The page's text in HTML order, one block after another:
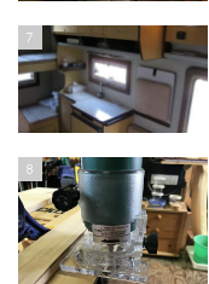
7
8